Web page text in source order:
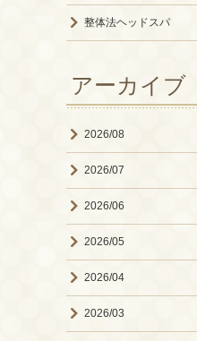
整体法ヘッドスパ
アーカイブ
2026/08
2026/07
2026/06
2026/05
2026/04
2026/03